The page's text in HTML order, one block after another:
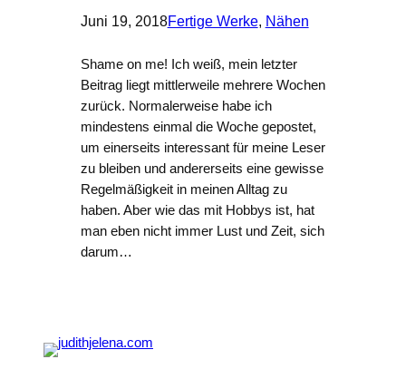
Juni 19, 2018Fertige Werke, Nähen
Shame on me! Ich weiß, mein letzter
Beitrag liegt mittlerweile mehrere Wochen
zurück. Normalerweise habe ich
mindestens einmal die Woche gepostet,
um einerseits interessant für meine Leser
zu bleiben und andererseits eine gewisse
Regelmäßigkeit in meinen Alltag zu
haben. Aber wie das mit Hobbys ist, hat
man eben nicht immer Lust und Zeit, sich
darum…